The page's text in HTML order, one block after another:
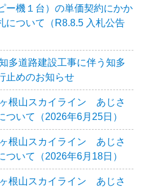
ー機１台）の単価契約にかか
について（R8.8.5 入札公告
多道路建設工事に伴う知多
止めのお知らせ
根山スカイライン あじさ
ついて（2026年6月25日）
根山スカイライン あじさ
ついて（2026年6月18日）
根山スカイライン あじさ